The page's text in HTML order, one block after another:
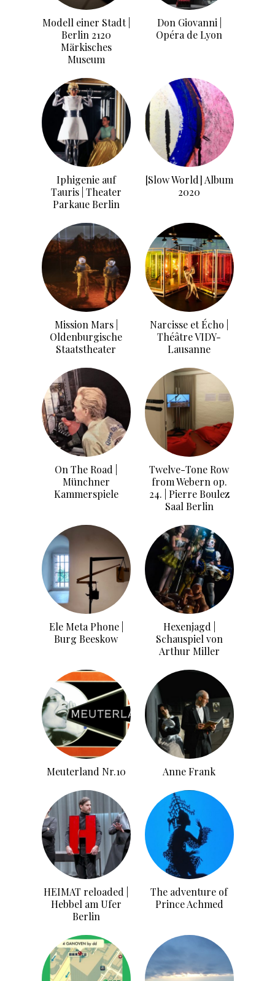
Modell einer Stadt |
Berlin 2120
Märkisches
Museum
Don Giovanni |
Opéra de Lyon
Iphigenie auf
Tauris | Theater
Parkaue Berlin
[Slow World] Album
2020
Mission Mars |
Oldenburgische
Staatstheater
Narcisse et Écho |
Théâtre VIDY-
Lausanne
On The Road |
Münchner
Kammerspiele
Twelve-Tone Row
from Webern op.
24. | Pierre Boulez
Saal Berlin
Ele Meta Phone |
Burg Beeskow
Hexenjagd |
Schauspiel von
Arthur Miller
Meuterland Nr.10 Anne Frank
HEIMAT reloaded |
Hebbel am Ufer
Berlin
The adventure of
Prince Achmed